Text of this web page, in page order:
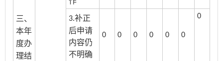
三、
本年
度办
理结
3.补正
后申请
内容仍
不明确
0 0 0 0 0 0
0